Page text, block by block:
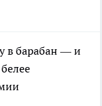
в барабан — и